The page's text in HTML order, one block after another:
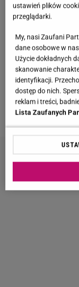
Drzyżdżyk w
telewizji biorąc
Niestetymusiała
się do finałowej
Co robi dziś?
kolejnej
będzie walczyć
Białorusinami czy
ustawień plików
przeglądarki.
My, nasi Zaufani
dane osobowe w
Użycie dokładnych
skanowanie
identyfikacji.
dostęp do nich.
reklam i treści,
Lista Zaufanych